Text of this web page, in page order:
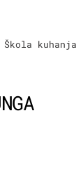
Škola kuhanja